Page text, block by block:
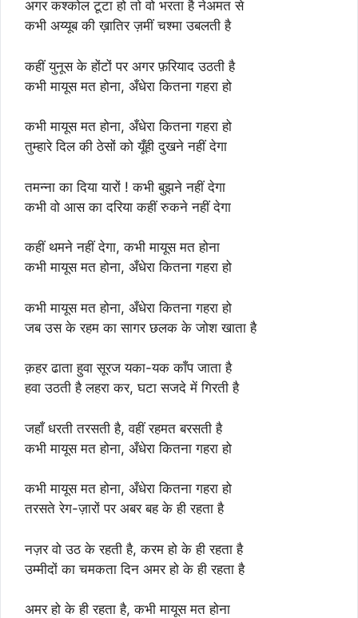
अगर कश्कोल टूटा हो तो वो भरता है नेअमत से
कभी अय्यूब की ख़ातिर ज़मीं चश्मा उबलती है
कहीं युनूस के होंटों पर अगर फ़रियाद उठती है
कभी मायूस मत होना, अँधेरा कितना गहरा हो
कभी मायूस मत होना, अँधेरा कितना गहरा हो
तुम्हारे दिल की ठेसों को यूँही दुखने नहीं देगा
तमन्ना का दिया यारों ! कभी बुझने नहीं देगा
कभी वो आस का दरिया कहीं रुकने नहीं देगा
कहीं थमने नहीं देगा, कभी मायूस मत होना
कभी मायूस मत होना, अँधेरा कितना गहरा हो
कभी मायूस मत होना, अँधेरा कितना गहरा हो
जब उस के रहम का सागर छलक के जोश खाता है
क़हर ढाता हुवा सूरज यका-यक काँप जाता है
हवा उठती है लहरा कर, घटा सजदे में गिरती है
जहाँ धरती तरसती है, वहीं रहमत बरसती है
कभी मायूस मत होना, अँधेरा कितना गहरा हो
कभी मायूस मत होना, अँधेरा कितना गहरा हो
तरसते रेग-ज़ारों पर अबर बह के ही रहता है
नज़र वो उठ के रहती है, करम हो के ही रहता है
उम्मीदों का चमकता दिन अमर हो के ही रहता है
अमर हो के ही रहता है, कभी मायूस मत होना